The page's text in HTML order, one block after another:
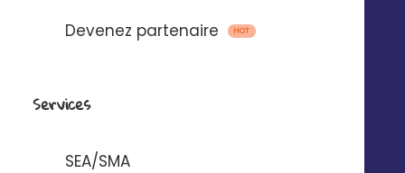
Devenez partenaire
HOT
Services
SEA/SMA
entre Digitaleo et votre application.